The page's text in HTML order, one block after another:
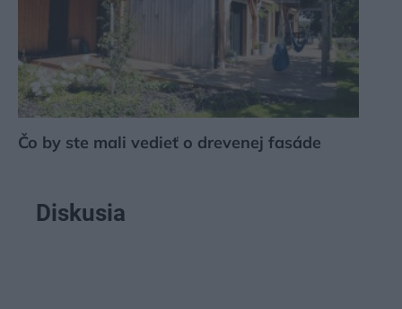
Čo by ste mali vedieť o drevenej fasáde
Diskusia